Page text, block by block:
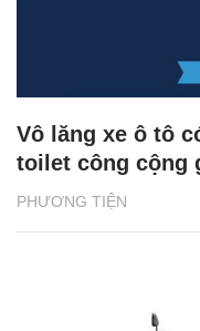
PHƯƠNG TIỆN
Vô lăng xe ô tô
toilet công cộng